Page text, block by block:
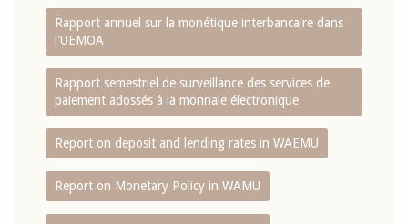
Rapport annuel sur la monétique interbancaire dans
l'UEMOA
Rapport semestriel de surveillance des services de
paiement adossés à la monnaie électronique
Report on deposit and lending rates in WAEMU
Report on Monetary Policy in WAMU